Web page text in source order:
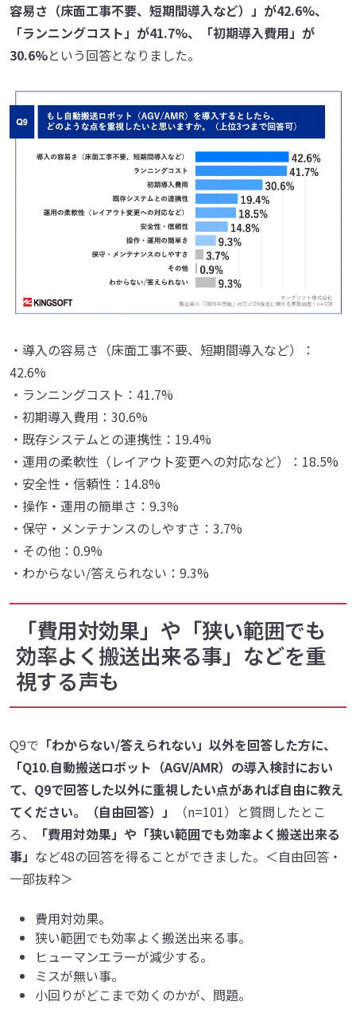
容易さ（床面工事不要、短期間導入など）」が42.6%、
「ランニングコスト」が41.7%、「初期導入費用」が
30.6%という回答となりました。
・導入の容易さ（床面工事不要、短期間導入など）：
42.6%
・ランニングコスト：41.7%
・初期導入費用：30.6%
・既存システムとの連携性：19.4%
・運用の柔軟性（レイアウト変更への対応など）：18.5%
・安全性・信頼性：14.8%
・操作・運用の簡単さ：9.3%
・保守・メンテナンスのしやすさ：3.7%
・その他：0.9%
・わからない/答えられない：9.3%
「費用対効果」や「狭い範囲でも
効率よく搬送出来る事」などを重
視する声も
Q9で 「わからない/答えられない」以外を回答した方に、
「Q10.自動搬送ロボット（AGV/AMR）の導入検討におい
て、Q9で回答した以外に重視したい点があれば自由に教え
てください。（自由回答）」
（n=101）と質問したとこ
ろ、
「費用対効果」や「狭い範囲でも効率よく搬送出来る
事」 など48の回答を得ることができました。＜自由回答・
一部抜粋＞
費用対効果。
狭い範囲でも効率よく搬送出来る事。
ヒューマンエラーが減少する。
ミスが無い事。
小回りがどこまで効くのかが、問題。